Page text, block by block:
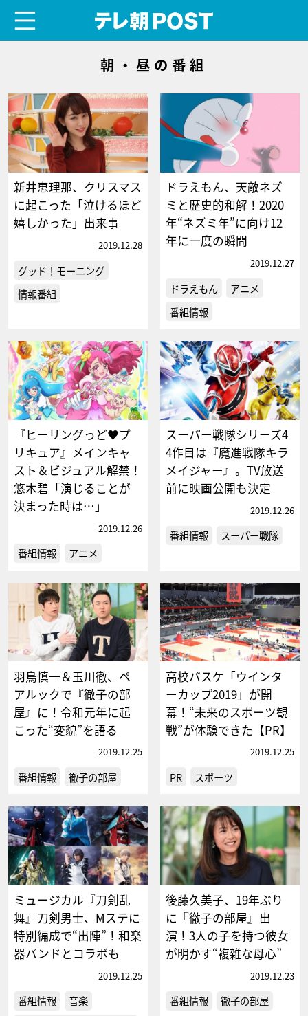
朝・昼の番組
新井恵理那、クリスマス
に起こった「泣けるほど
嬉しかった」出来事
2019.12.28
グッド！モーニング
情報番組
ドラえもん、天敵ネズ
ミと歴史的和解！2020
年“ネズミ年”に向け12
年に一度の瞬間
2019.12.27
ドラえもん
アニメ
番組情報
『ヒーリングっど♥プ
リキュア』メインキャ
スト＆ビジュアル解禁！
悠木碧「演じることが
決まった時は…」
2019.12.26
番組情報 アニメ
スーパー戦隊シリーズ4
4作目は『魔進戦隊キラ
メイジャー』。TV放送
前に映画公開も決定
2019.12.26
番組情報 スーパー戦隊
羽鳥慎一＆玉川徹、ペ
アルックで『徹子の部
屋』に！令和元年に起
こった“変貌”を語る
2019.12.25
番組情報 徹子の部屋
高校バスケ「ウインタ
ーカップ2019」が開
幕！“未来のスポーツ観
戦”が体験できた【PR】
2019.12.25
PR スポーツ
ミュージカル『刀剣乱
舞』刀剣男士、Mステに
特別編成で“出陣”！和楽
器バンドとコラボも
2019.12.25
番組情報
音楽
後藤久美子、19年ぶり
に『徹子の部屋』出
演！3人の子を持つ彼女
が明かす“複雑な母心”
2019.12.23
番組情報 徹子の部屋